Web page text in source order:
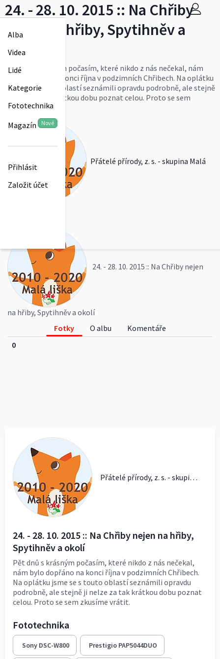
Alba
Videa
Lidé
Kategorie
Fototechnika
Magazín Nové
Přihlásit
Založit účet
24. - 28. 10. 2015 :: Na Chřiby
nejen na hřiby, Spytihněv a
okolí
Pět dnů s krásným počasím, které nikdo z nás nečekal, nám
bylo dopřáno na konci října v podzimních Chřibech. Na oplátku
jsme se s touto oblastí seznámili opravdu podrobně, ale stejně
ji nelze za tak krátkou dobu poznat celou. Proto se sem
zkusíme vrátit.
Přátelé přírody, z. s. - skupina Malá
24. - 28. 10. 2015 :: Na Chřiby nejen
na hřiby, Spytihněv a okolí
Fotky
O albu
Komentáře
0
Přátelé přírody, z. s. - skupina Malá liška
24. - 28. 10. 2015 :: Na Chřiby nejen na hřiby,
Spytihněv a okolí
Pět dnů s krásným počasím, které nikdo z nás nečekal,
nám bylo dopřáno na konci října v podzimních Chřibech.
Na oplátku jsme se s touto oblastí seznámili opravdu
podrobně, ale stejně ji nelze za tak krátkou dobu poznat
celou. Proto se sem zkusíme vrátit.
Fototechnika
Sony DSC-W800 Prestigio PAP5044DUO